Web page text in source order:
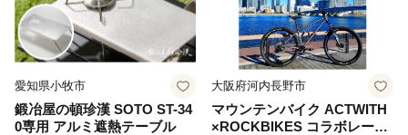
愛知県小牧市
鍛冶屋の頓珍漢 SOTO ST-34
0専用 アルミ遮熱テーブル
大阪府河内長野市
マウンテンバイク ACTWITH
×ROCKBIKES コラボレーシ